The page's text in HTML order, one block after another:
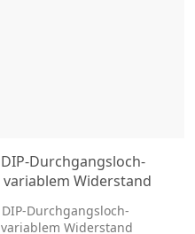
Durchgangsloch-
Widerstand
Durchgangsloch-
Widerstand